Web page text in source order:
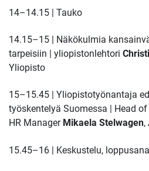
14–14.15 | Tauko
14.15–15 | Näkökulmia
tarpeisiin | yliopistonlehtori
Yliopisto
15–15.45 | Yliopistotyönantaja
työskentelyä Suomessa | Head
HR Manager Mikaela Stelwagen,
15.45–16 | Keskustelu,